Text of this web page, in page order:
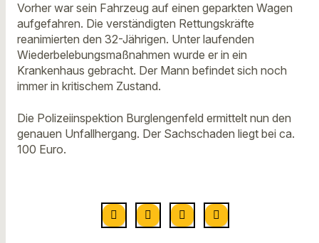
Vorher war sein Fahrzeug auf einen geparkten Wagen
aufgefahren. Die verständigten Rettungskräfte
reanimierten den 32-Jährigen. Unter laufenden
Wiederbelebungsmaßnahmen wurde er in ein
Krankenhaus gebracht. Der Mann befindet sich noch
immer in kritischem Zustand.
Die Polizeiinspektion Burglengenfeld ermittelt nun den
genauen Unfallhergang. Der Sachschaden liegt bei ca.
100 Euro.